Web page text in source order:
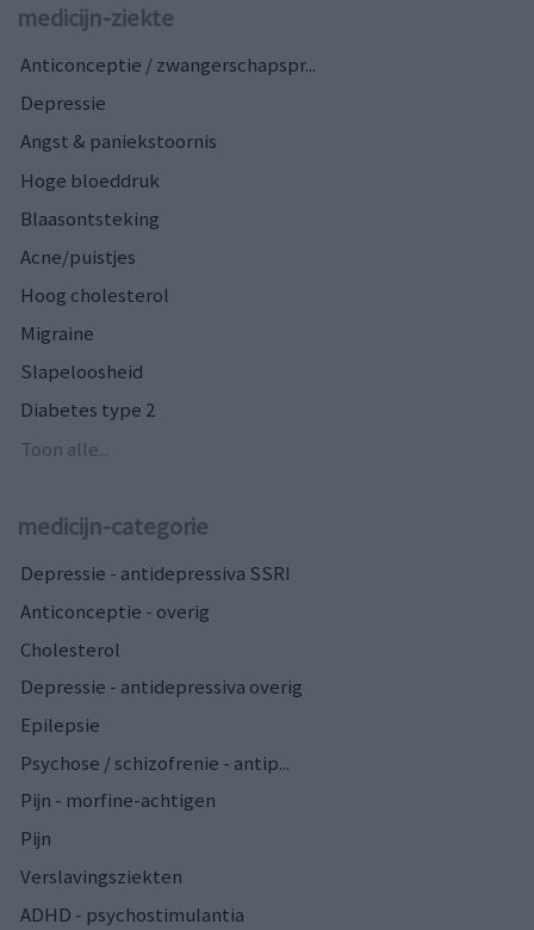
medicijn-ziekte
Anticonceptie / zwangerschapspr...
Depressie
Angst & paniekstoornis
Hoge bloeddruk
Blaasontsteking
Acne/puistjes
Hoog cholesterol
Migraine
Slapeloosheid
Diabetes type 2
Toon alle...
medicijn-categorie
Depressie - antidepressiva SSRI
Anticonceptie - overig
Cholesterol
Depressie - antidepressiva overig
Epilepsie
Psychose / schizofrenie - antip...
Pijn - morfine-achtigen
Pijn
Verslavingsziekten
ADHD - psychostimulantia